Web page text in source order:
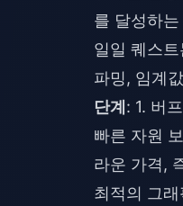
를 달성하
일일 퀘스
파밍, 임계
단계 : 1. 버
빠른 자원
라운 가격,
최적의 그